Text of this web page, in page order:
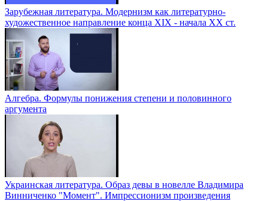
Зарубежная литература. Модернизм как литературно-
художественное направление конца XIX - начала XX ст.
Алгебра. Формулы понижения степени и половинного
аргумента
Украинская литература. Образ девы в новелле Владимира
Винниченко "Момент". Импрессионизм произведения